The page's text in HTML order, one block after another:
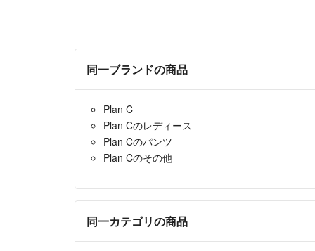
同一ブランドの商品
Plan C
Plan Cのレディース
Plan Cのパンツ
Plan Cのその他
同一カテゴリの商品